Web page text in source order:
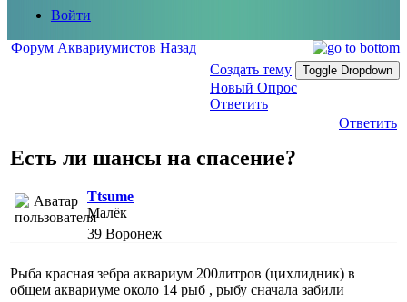
Войти
Форум Аквариумистов Назад
Создать тему
Toggle Dropdown
Новый Опрос
Ответить
Ответить
Есть ли шансы на спасение?
Ttsume
Малёк
39 Воронеж
Рыба красная зебра аквариум 200литров (цихлидник) в
общем аквариуме около 14 рыб , рыбу сначала забили